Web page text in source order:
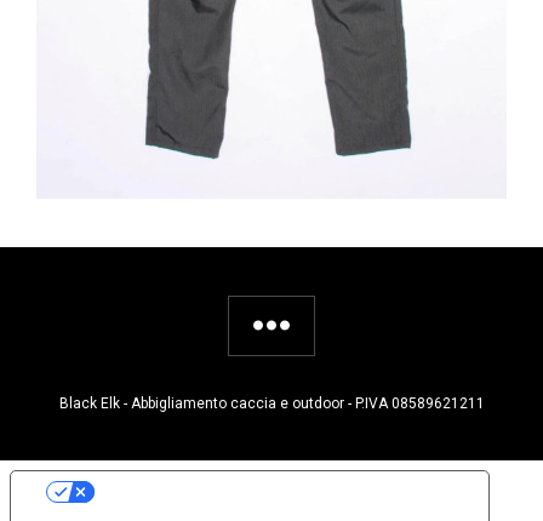
Black Elk - Abbigliamento caccia e outdoor - P.IVA 08589621211
Le tue preferenze relative alla privacy